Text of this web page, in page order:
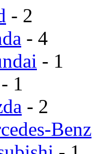
- 2
- 4
- 1
- 1
- 2
Benz